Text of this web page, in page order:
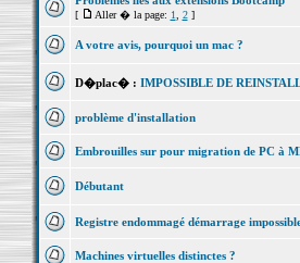
[ Aller � la page: 1 2]
A votre avis, pourquoi un mac ?
D�plac� : IMPOSSIBLE DE
problème d'installation
Embrouilles sur pour migration de PC à
Débutant
Registre endommagé démarrage
Machines virtuelles distinctes ?